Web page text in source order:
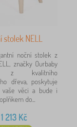
stolek NELL
noční stolek z
značky Ourbaby
z kvalitního
dřeva, poskytuje
věci a bude i
do...
1 213Kč